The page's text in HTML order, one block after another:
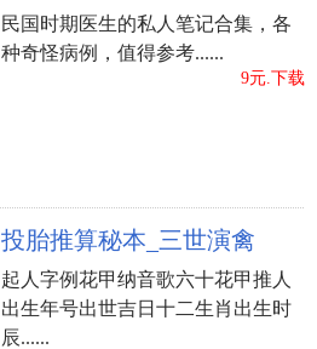
民国时期医生的私人笔记合集，各
种奇怪病例，值得参考......
9元.下载
投胎推算秘本_三世演禽
起人字例花甲纳音歌六十花甲推人
出生年号出世吉日十二生肖出生时
辰......